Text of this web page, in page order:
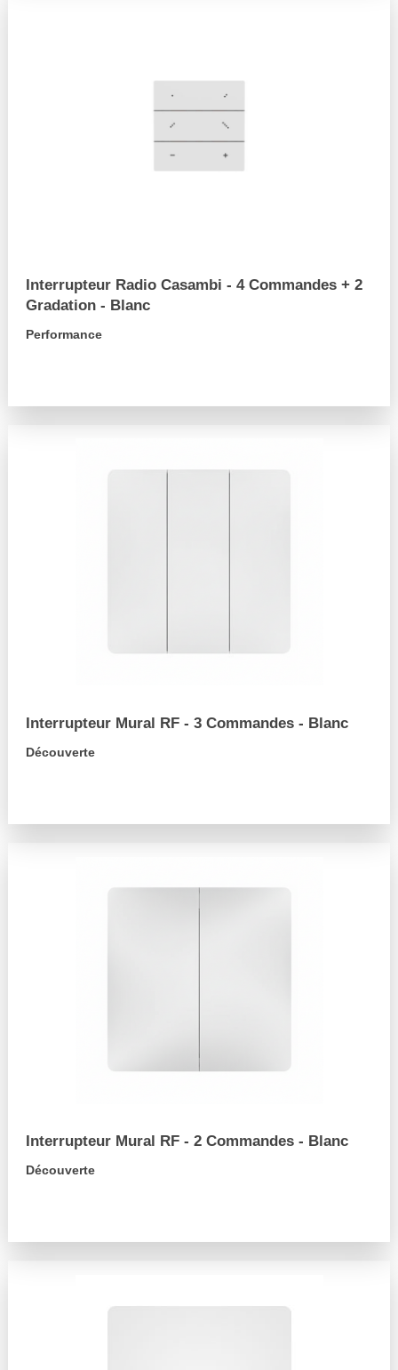
Interrupteur Radio Casambi - 4 Commandes + 2
Gradation - Blanc
Performance
Interrupteur Mural RF - 3 Commandes - Blanc
Découverte
Interrupteur Mural RF - 2 Commandes - Blanc
Découverte